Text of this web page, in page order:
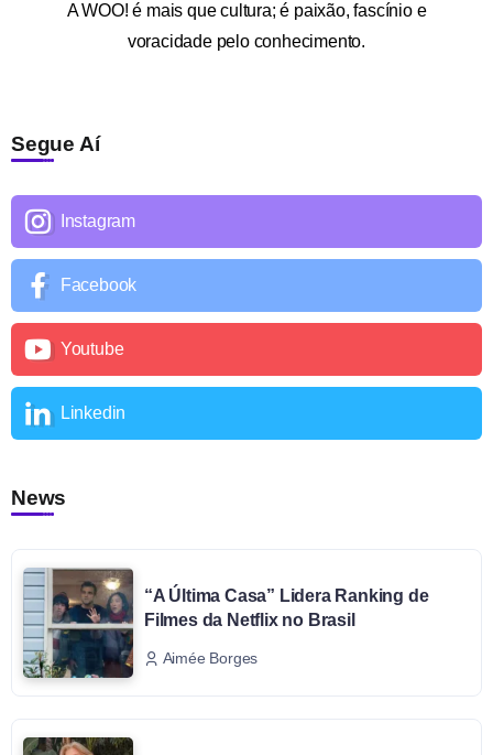
AWOO! é mais que cultura; é paixão, fascínio e
voracidade pelo conhecimento.
Segue Aí
Instagram
Facebook
Youtube
Linkedin
News
“A Última Casa” Lidera Ranking de
Filmes da Netflix no Brasil
Aimée Borges